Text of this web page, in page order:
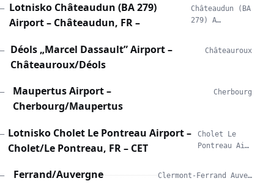
—
Lotnisko Châteaudun (BA 279)
Airport – Châteaudun, FR –
Châteaudun (BA
279) A…
—
Déols „Marcel Dassault” Airport –
Châteauroux/Déols
Châteauroux
—
Maupertus Airport –
Cherbourg/Maupertus
Cherbourg
— Lotnisko Cholet Le Pontreau Airport –
Cholet/Le Pontreau, FR – CET
Cholet Le
Pontreau Ai…
— Ferrand/Auvergne Clermont-Ferrand Auve…